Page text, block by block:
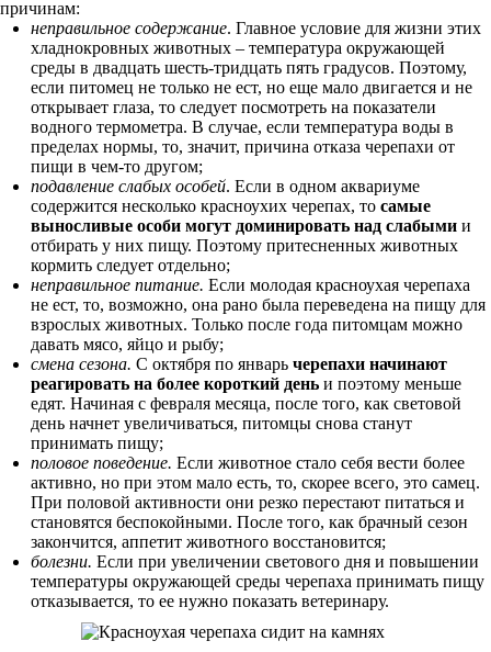
причинам:
неправильное содержание. Главное условие для жизни этих
хладнокровных животных – температура окружающей
среды в двадцать шесть-тридцать пять градусов. Поэтому,
если питомец не только не ест, но еще мало двигается и не
открывает глаза, то следует посмотреть на показатели
водного термометра. В случае, если температура воды в
пределах нормы, то, значит, причина отказа черепахи от
пищи в чем-то другом;
подавление слабых особей. Если в одном аквариуме
содержится несколько красноухих черепах, то самые
выносливые особи могут доминировать над слабыми и
отбирать у них пищу. Поэтому притесненных животных
кормить следует отдельно;
неправильное питание. Если молодая красноухая черепаха
не ест, то, возможно, она рано была переведена на пищу для
взрослых животных. Только после года питомцам можно
давать мясо, яйцо и рыбу;
смена сезона. С октября по январь черепахи начинают
реагировать на более короткий день и поэтому меньше
едят. Начиная с февраля месяца, после того, как световой
день начнет увеличиваться, питомцы снова станут
принимать пищу;
половое поведение. Если животное стало себя вести более
активно, но при этом мало есть, то, скорее всего, это самец.
При половой активности они резко перестают питаться и
становятся беспокойными. После того, как брачный сезон
закончится, аппетит животного восстановится;
болезни. Если при увеличении светового дня и повышении
температуры окружающей среды черепаха принимать пищу
отказывается, то ее нужно показать ветеринару.